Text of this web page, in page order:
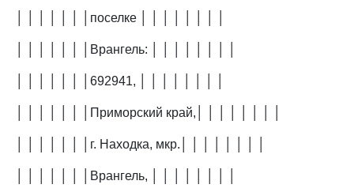
│ │ │ │ │ │ │поселке │ │ │ │ │ │ │ │
│ │ │ │ │ │ │Врангель: │ │ │ │ │ │ │ │
│ │ │ │ │ │ │692941, │ │ │ │ │ │ │ │
│ │ │ │ │ │ │Приморский край,│ │ │ │ │ │ │ │
│ │ │ │ │ │ │г. Находка, мкр.│ │ │ │ │ │ │ │
│ │ │ │ │ │ │Врангель, │ │ │ │ │ │ │ │